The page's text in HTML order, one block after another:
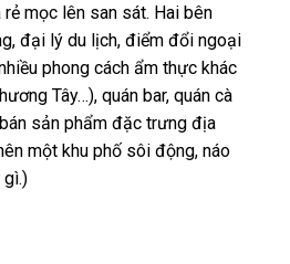
rẻ mọc lên san sát. Hai bên
đại lý du lịch, điểm đổi ngoại
phong cách ẩm thực khác
Tây…), quán bar, quán cà
sản phẩm đặc trưng địa
một khu phố sôi động, náo
gì.)